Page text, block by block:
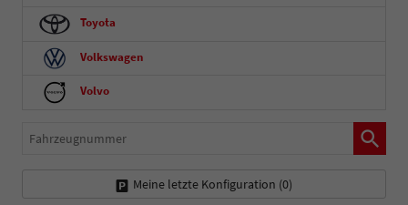
Toyota
Volkswagen
Volvo
Fahrzeugnummer
Meine letzte Konfiguration (0)